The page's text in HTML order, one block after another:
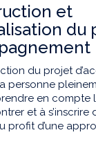
et
du
du projet
personne
en compte
et à s’inscrire
profit d’une